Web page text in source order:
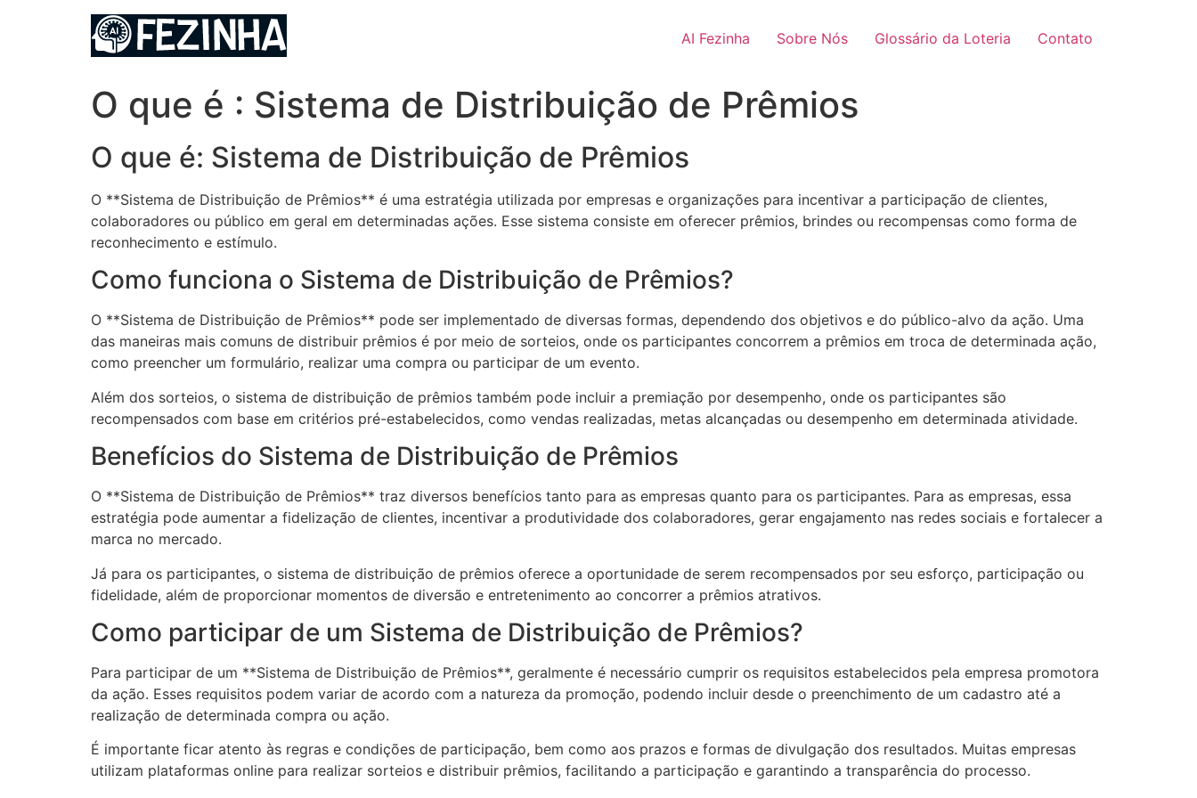
AI Fezinha Sobre Nós Glossário da Loteria Contato
O que é : Sistema de Distribuição de Prêmios
O que é: Sistema de Distribuição de Prêmios
O **Sistema de Distribuição de Prêmios** é uma estratégia utilizada por empresas e organizações para incentivar a participação de clientes,
colaboradores ou público em geral em determinadas ações. Esse sistema consiste em oferecer prêmios, brindes ou recompensas como forma de
reconhecimento e estímulo.
Como funciona o Sistema de Distribuição de Prêmios?
O **Sistema de Distribuição de Prêmios** pode ser implementado de diversas formas, dependendo dos objetivos e do público-alvo da ação. Uma
das maneiras mais comuns de distribuir prêmios é por meio de sorteios, onde os participantes concorrem a prêmios em troca de determinada ação,
como preencher um formulário, realizar uma compra ou participar de um evento.
Além dos sorteios, o sistema de distribuição de prêmios também pode incluir a premiação por desempenho, onde os participantes são
recompensados com base em critérios pré-estabelecidos, como vendas realizadas, metas alcançadas ou desempenho em determinada atividade.
Benefícios do Sistema de Distribuição de Prêmios
O **Sistema de Distribuição de Prêmios** traz diversos benefícios tanto para as empresas quanto para os participantes. Para as empresas, essa
estratégia pode aumentar a fidelização de clientes, incentivar a produtividade dos colaboradores, gerar engajamento nas redes sociais e fortalecer a
marca no mercado.
Já para os participantes, o sistema de distribuição de prêmios oferece a oportunidade de serem recompensados por seu esforço, participação ou
fidelidade, além de proporcionar momentos de diversão e entretenimento ao concorrer a prêmios atrativos.
Como participar de um Sistema de Distribuição de Prêmios?
Para participar de um **Sistema de Distribuição de Prêmios**, geralmente é necessário cumprir os requisitos estabelecidos pela empresa promotora
da ação. Esses requisitos podem variar de acordo com a natureza da promoção, podendo incluir desde o preenchimento de um cadastro até a
realização de determinada compra ou ação.
É importante ficar atento às regras e condições de participação, bem como aos prazos e formas de divulgação dos resultados. Muitas empresas
utilizam plataformas online para realizar sorteios e distribuir prêmios, facilitando a participação e garantindo a transparência do processo.